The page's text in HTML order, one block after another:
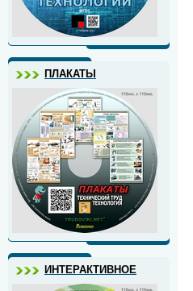
ПЛАКАТЫ
ИНТЕРАКТИВНОЕ